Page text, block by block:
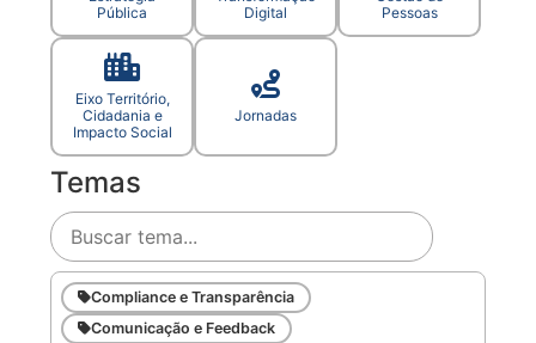
Pública
Digital
Pessoas
Eixo Território,
Cidadania e
Impacto Social
Jornadas
Temas
Compliance e Transparência
Comunicação e Feedback